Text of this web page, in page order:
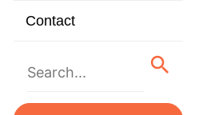
Contact